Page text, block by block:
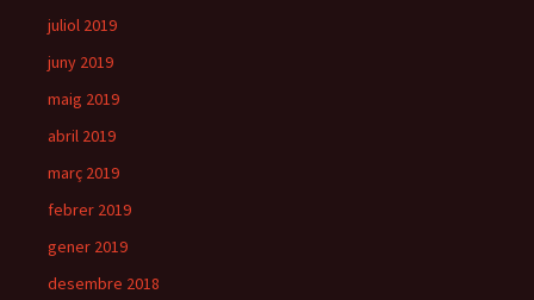
juliol 2019
juny 2019
maig 2019
abril 2019
març 2019
febrer 2019
gener 2019
desembre 2018